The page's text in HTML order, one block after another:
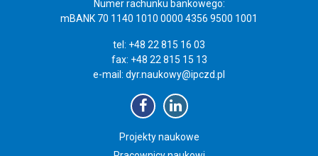
Numer rachunku bankowego:
mBANK 70 1140 1010 0000 4356 9500 1001
tel: +48 22 815 16 03
fax: +48 22 815 15 13
e-mail: dyr.naukowy@ipczd.pl
Projekty naukowe